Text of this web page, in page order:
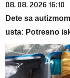
08. 08. 2026 16:10
Dete sa
usta: Potresno